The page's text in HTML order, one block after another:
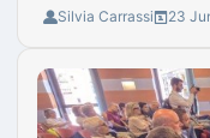
Silvia Carrassi 23